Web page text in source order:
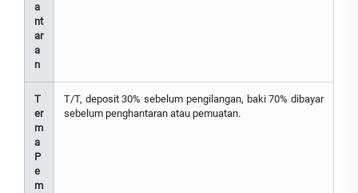
a
nt
ar
a
n
T
er
m
a
P
e
m
T/T, deposit 30% sebelum pengilangan, baki 70% dibayar
sebelum penghantaran atau pemuatan.